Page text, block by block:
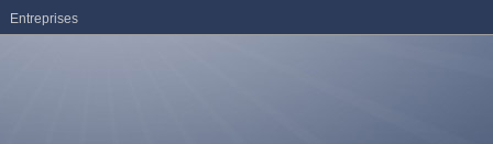
Entreprises